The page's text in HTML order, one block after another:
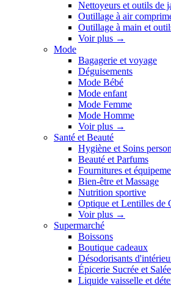
Nettoyeurs et outils de
Outillage à air
Outillage à main et
Voir plus →
Mode
Bagagerie et voyage
Déguisements
Mode Bébé
Mode enfant
Mode Femme
Mode Homme
Voir plus →
Santé et Beauté
Hygiène et Soins
Beauté et Parfums
Fournitures et
Bien-être et Massage
Nutrition sportive
Optique et Lentilles de
Voir plus →
Supermarché
Boissons
Boutique cadeaux
Désodorisants
Épicerie Sucrée et Salée
Liquide vaisselle et